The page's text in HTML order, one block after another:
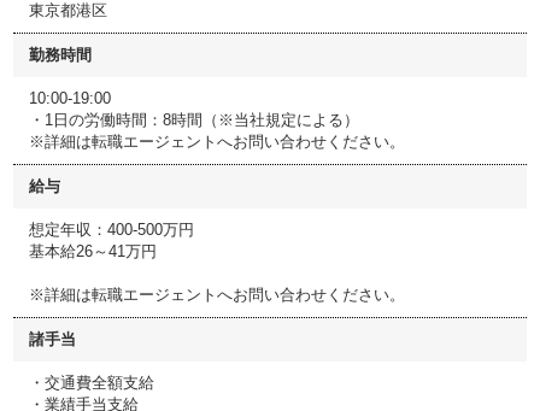
東京都港区
勤務時間
10:00-19:00
・1日の労働時間：8時間（※当社規定による）
※詳細は転職エージェントへお問い合わせください。
給与
想定年収：400-500万円
基本給26～41万円
※詳細は転職エージェントへお問い合わせください。
諸手当
・交通費全額支給
・業績手当支給